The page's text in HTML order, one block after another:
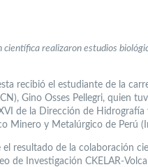
científica realizaron estudios
recibió el estudiante de la
Gino Osses Pellegri, quien
de la Dirección de
Minero y Metalúrgico de Perú
resultado de la colaboración
de Investigación CKELAR-